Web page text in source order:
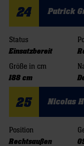
24 Patrick
Status
Einsatzbereit
Größe in cm
188 cm
25 Nicolas
Position
Rechtsaußen